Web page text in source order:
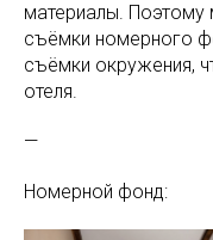
материалы. Поэтому
съёмки номерного
съёмки окружения,
отеля.
—
Номерной фонд: